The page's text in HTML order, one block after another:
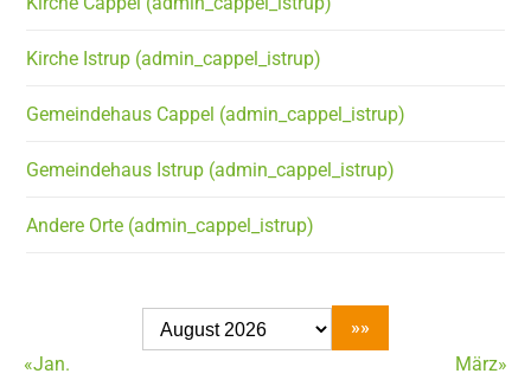
Kirche Istrup (admin_cappel_istrup)
Gemeindehaus Cappel (admin_cappel_istrup)
Gemeindehaus Istrup (admin_cappel_istrup)
Andere Orte (admin_cappel_istrup)
«Jan. März»